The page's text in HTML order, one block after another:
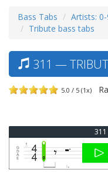
Bass Tabs Artists:
Tribute bass tabs
311 —
5.0 / 5 (1x)